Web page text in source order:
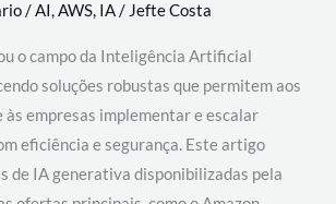
/AI,AWS, IA/Jefte Costa
o campo da Inteligência Artificial
soluções robustas que permitem aos
às empresas implementar e escalar
eficiência e segurança. Este artigo
de IA generativa disponibilizadas pela